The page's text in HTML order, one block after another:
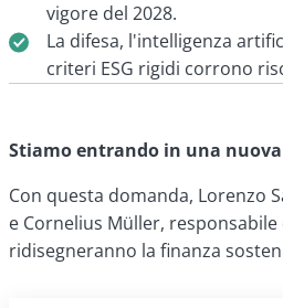
vigore del 2028.
La difesa, l'intelligenza
criteri ESG rigidi corrono
Stiamo entrando in una
Con questa domanda, Lorenzo
e Cornelius Müller,
ridisegneranno la finanza